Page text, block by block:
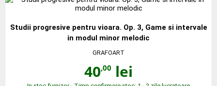
Studii progresive pentru vioara. Op. 3, Game si intervale
in modul minor melodic
GRAFOART
40,00 lei